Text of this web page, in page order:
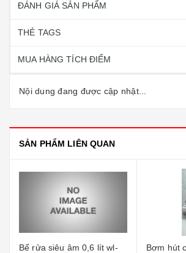
ĐÁNH GIÁ SẢN PHẨM
THẺ TAGS
MUA HÀNG TÍCH ĐIỂM
Nội dung đang được cập nhật...
SẢN PHẨM LIÊN QUAN
Bể rửa siêu âm 0,6 lít wl-
Bơm hút